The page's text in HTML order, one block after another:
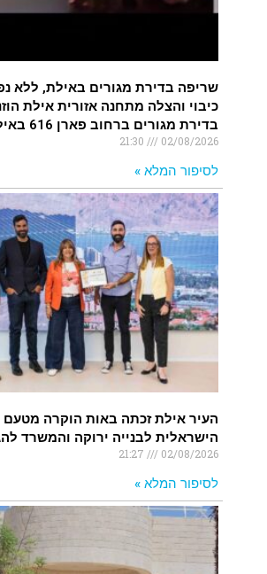
שריפה בדירת מגורים באילת, ללא
כיבוי והצלה מתחנה אזורית אילת
בדירת מגורים ברחוב פארן 616 באילת.
02/08/2026
לסיפור המלא »
העיר אילת זכתה באות הוקרה מטעם
הישראלית לבנייה ירוקה והמשרד
02/08/2026
לסיפור המלא »